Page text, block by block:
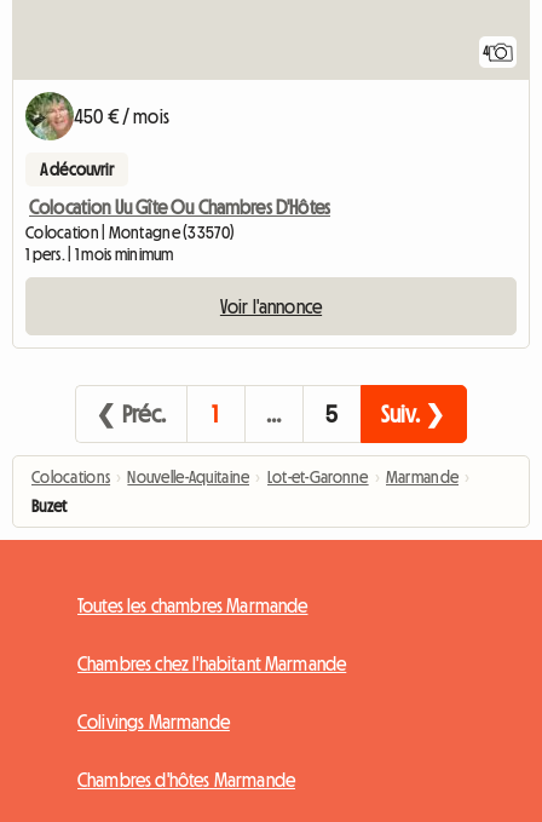
4
450 € / mois
A découvrir
Colocation Uu Gîte Ou Chambres D'Hôtes
Colocation | Montagne (33570)
1 pers. | 1 mois minimum
Voir l'annonce
❮ Préc. 1 … 5 Suiv. ❯
Colocations › Nouvelle-Aquitaine › Lot-et-Garonne › Marmande ›
Buzet
Toutes les chambres Marmande
Chambres chez l'habitant Marmande
Colivings Marmande
Chambres d'hôtes Marmande